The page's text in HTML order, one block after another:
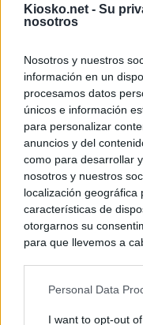
Kiosko.net - Su
nosotros
Nosotros y nuestros
información en un
procesamos datos
únicos e información
para personalizar
anuncios y del
como para desarrollar
nosotros y nuestros
localización geográfica
características de
otorgarnos su
para que llevemos a
negar su
Personal Data
I want to opt-out